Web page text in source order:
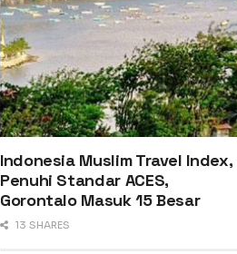
Indonesia Muslim Travel Index,
Penuhi Standar ACES,
Gorontalo Masuk 15 Besar
13 SHARES